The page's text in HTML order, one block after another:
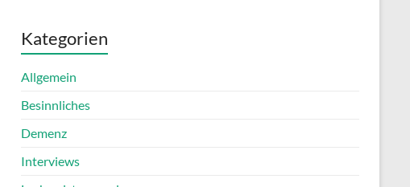
Kategorien
Allgemein
Besinnliches
Demenz
Interviews